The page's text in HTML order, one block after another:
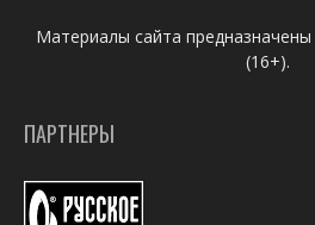
Материалы сайта
(16+).
ПАРТНЕРЫ